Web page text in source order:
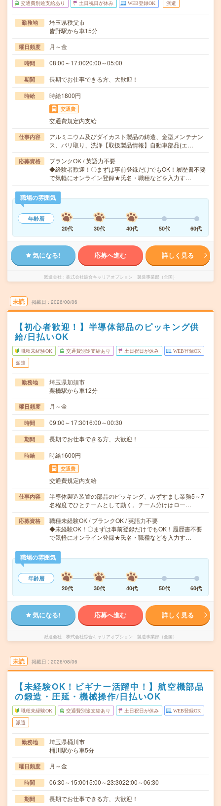
交通費別途支給あり 土日祝日が休み WEB登録OK 派遣
勤務地
埼玉県秩父市
皆野駅から車15分
曜日頻度 月～金
時間 08:00～17:0020:00～05:00
期間 長期でお仕事できる方、大歓迎！
時給 時給1800円
交通費
交通費規定内支給
仕事内容
アルミニウム及びダイカスト製品の鋳造、金型メンテナン
ス、バリ取り、洗浄【取扱製品情報】自動車部品(エ…
応募資格
ブランクOK / 英語力不要
◆経験者歓迎！〇まずは事前登録だけでもOK！履歴書不要
で気軽にオンライン登録★氏名・職種などを入力す…
職場の雰囲気
年齢層
20代
30代 40代 50代 60代
気になる! 応募へ進む 詳しく見る
派遣会社 株式会社綜合キャリアオプション 製造事業部（全国）
未読 掲載日 2026/08/06
【初心者歓迎！】半導体部品のピッキング供
給/日払いOK
職種未経験OK 交通費別途支給あり 土日祝日が休み WEB登録OK
派遣
勤務地
埼玉県加須市
栗橋駅から車12分
曜日頻度 月～金
時間 09:00～17:3016:00～00:30
期間 長期でお仕事できる方、大歓迎！
時給 時給1600円
交通費
交通費規定内支給
仕事内容
半導体製造装置の部品のピッキング、みずすまし業務5～7
名程度でひとチームとして動く。チーム分けはロー…
応募資格
職種未経験OK / ブランクOK / 英語力不要
◆未経験OK！〇まずは事前登録だけでもOK！履歴書不要
で気軽にオンライン登録★氏名・職種などを入力す…
職場の雰囲気
年齢層
20代
30代 40代 50代 60代
気になる! 応募へ進む 詳しく見る
派遣会社 株式会社綜合キャリアオプション 製造事業部（全国）
未読 掲載日 2026/08/06
【未経験OK！ビギナー活躍中！】航空機部品
の鍛造・圧延・機械操作/日払いOK
職種未経験OK 交通費別途支給あり 土日祝日が休み WEB登録OK
派遣
勤務地
埼玉県桶川市
桶川駅から車5分
曜日頻度 月～金
時間 06:30～15:0015:00～23:3022:00～06:30
期間 長期でお仕事できる方、大歓迎！